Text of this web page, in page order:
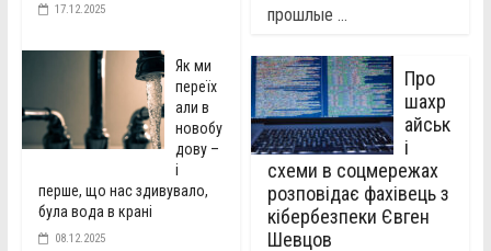
17.12.2025
Як ми
переїх
али в
новобу
дову –
і
перше, що нас здивувало,
була вода в крані
08.12.2025
прошлые ...
Про
шахр
айськ
і
схеми в соцмережах
розповідає фахівець з
кібербезпеки Євген
Шевцов